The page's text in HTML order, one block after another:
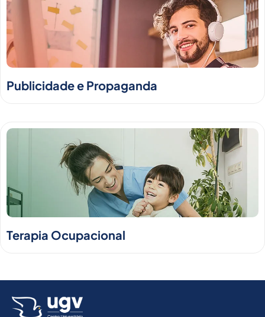
Publicidade e Propaganda
Terapia Ocupacional